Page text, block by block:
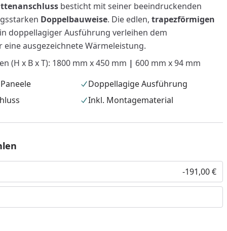
besticht mit seiner beeindruckenden
Doppelbauweise. Die edlen, trapezförmigen
doppellagiger Ausführung verleihen dem
ausgezeichnete Wärmeleistung.
(H x B x T): 1800 mm x 450 mm | 600 mm x 94 mm
Doppellagige Ausführung
Inkl. Montagematerial
-191,00 €